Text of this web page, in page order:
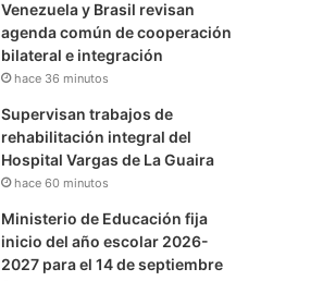
Venezuela y Brasil revisan
agenda común de cooperación
bilateral e integración
hace 36 minutos
Supervisan trabajos de
rehabilitación integral del
Hospital Vargas de La Guaira
hace 60 minutos
Ministerio de Educación fija
inicio del año escolar 2026-
2027 para el 14 de septiembre